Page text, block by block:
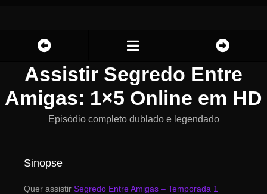
Assistir Segredo Entre
Amigas: 1×5 Online em HD
Episódio completo dublado e legendado
Sinopse
Quer assistir Segredo Entre Amigas – Temporada 1